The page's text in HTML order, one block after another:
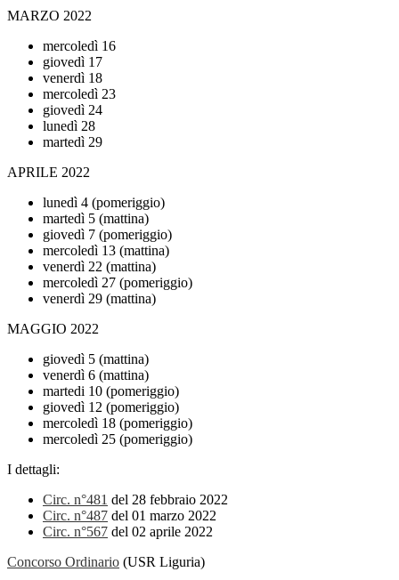
MARZO 2022
mercoledì 16
giovedì 17
venerdì 18
mercoledì 23
giovedì 24
lunedì 28
martedì 29
APRILE 2022
lunedì 4 (pomeriggio)
martedì 5 (mattina)
giovedì 7 (pomeriggio)
mercoledì 13 (mattina)
venerdì 22 (mattina)
mercoledì 27 (pomeriggio)
venerdì 29 (mattina)
MAGGIO 2022
giovedì 5 (mattina)
venerdì 6 (mattina)
martedi 10 (pomeriggio)
giovedì 12 (pomeriggio)
mercoledì 18 (pomeriggio)
mercoledì 25 (pomeriggio)
I dettagli:
Circ. n°481 del 28 febbraio 2022
Circ. n°487 del 01 marzo 2022
Circ. n°567 del 02 aprile 2022
Concorso Ordinario (USR Liguria)